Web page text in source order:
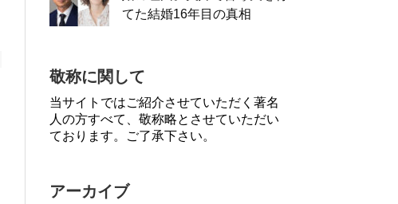
てた結婚16年目の真相
敬称に関して
当サイトではご紹介させていただく著名
人の方すべて、敬称略とさせていただい
ております。ご了承下さい。
アーカイブ